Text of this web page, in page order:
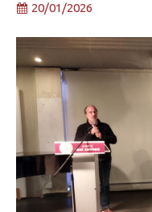
20/01/2026